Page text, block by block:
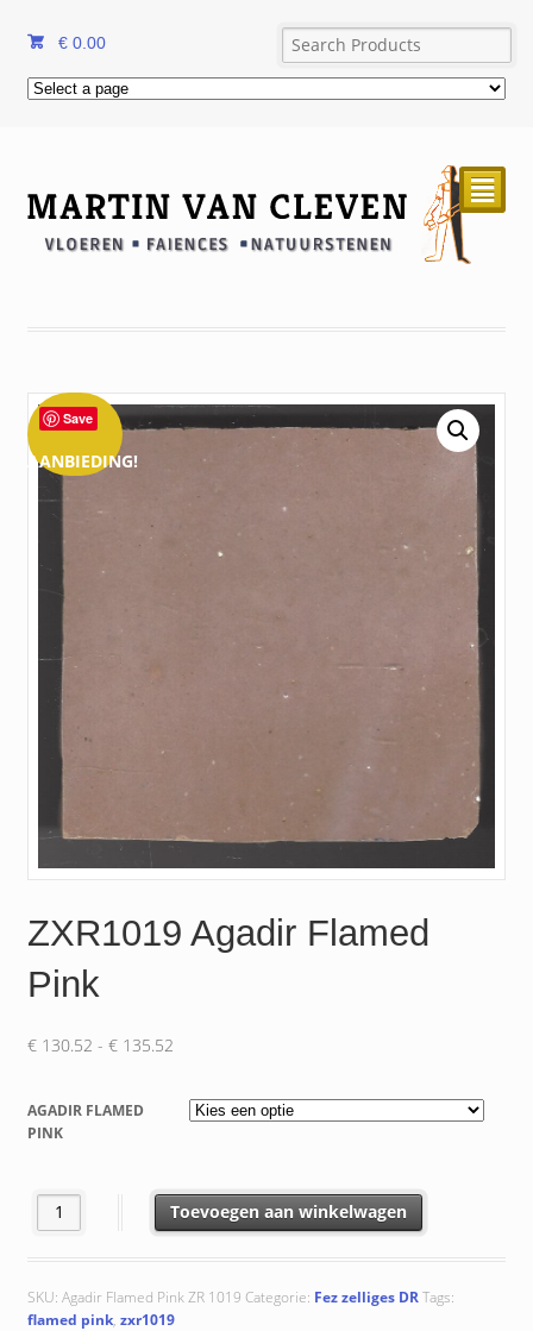
€ 0.00
²
AANBIEDING!
Save
ZXR1019 Agadir Flamed
Pink
€130.52 - €135.52Prijsklasse:
tot
€ 135.52
AGADIR FLAMED
PINK
ZXR1019 Agadir Flamed Pink aantalToevoegen aan winkelwagen
SKU: Agadir Flamed Pink ZR 1019 Categorie: Fez zelliges DRTags:
flamed pink, zxr1019